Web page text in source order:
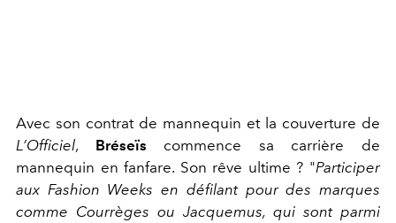
Avec son contrat de mannequin et la couverture de
L’Officiel, Bréseïs commence sa carrière de
mannequin en fanfare. Son rêve ultime ? "Participer
aux Fashion Weeks en défilant pour des marques
comme Courrèges ou Jacquemus, qui sont parmi